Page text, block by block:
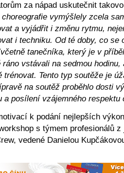
za nápad uskutečnit
vymýšlely zcela
a vyjádřit i změnu rytmu,
i techniku. Od té doby, co se
tanečníka, který je v
ráno vstávali na sedmou
trénovat. Tento typ soutěže je
na soutěž proběhlo dosti
a posílení vzájemného respektu
k podání nejlepších
s týmem profesionálů
vedené Danielou